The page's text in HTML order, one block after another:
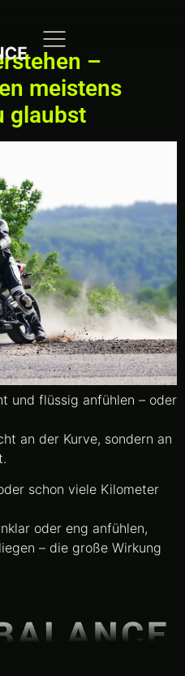
–
meistens
glaubst
und flüssig anfühlen – oder
an der Kurve, sondern an
schon viele Kilometer
oder eng anfühlen,
– die große Wirkung